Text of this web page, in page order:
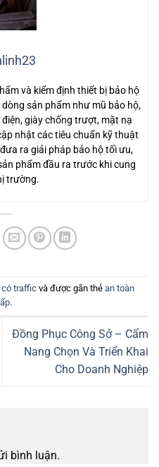
và kiểm định thiết bị bảo hộ
sản phẩm như mũ bảo hộ,
giày chống trượt, mặt nạ
nhật các tiêu chuẩn kỹ thuật
ra giải pháp bảo hộ tối ưu,
phẩm đầu ra trước khi cung
trường.
có traffic và được gắn thẻ an toàn
.
Đồng Phục Công Sở – Cẩm
Nang Chọn Và Triển Khai
Cho Doanh Nghiệp
bình luận.